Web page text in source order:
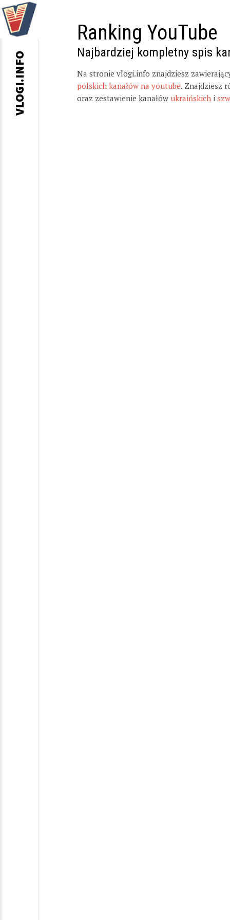
Ranking YouTube
Najbardziej kompletny spis
Na stronie vlogi.info znajdziesz
polskich kanałów na youtube. Znajdziesz
oraz zestawienie kanałów ukraińskich i
VLOGI.INFO